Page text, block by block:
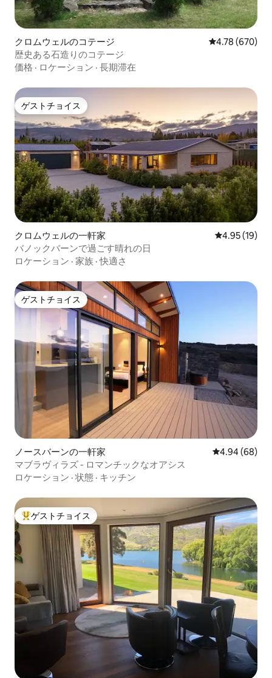
クロムウェルのコテージ レビュー670
4.78 (670)
歴史ある石造りのコテージ
価格 · ロケーション · 長期滞在
ゲストチョイス
ゲストチョイス
クロムウェルの一軒家 レビュー19
4.95 (19)
バノックバーンで過ごす晴れの日
ロケーション · 家族 ·快適さ
ゲストチョイス
ゲストチョイス
ノースバーンの一軒家 レビュー68件
4.94 (68)
マブラヴィラズ - ロマンチックなオアシス
ロケーション · 状態 · キッチン
大好評のゲストチョイスです。
ゲストチョイス